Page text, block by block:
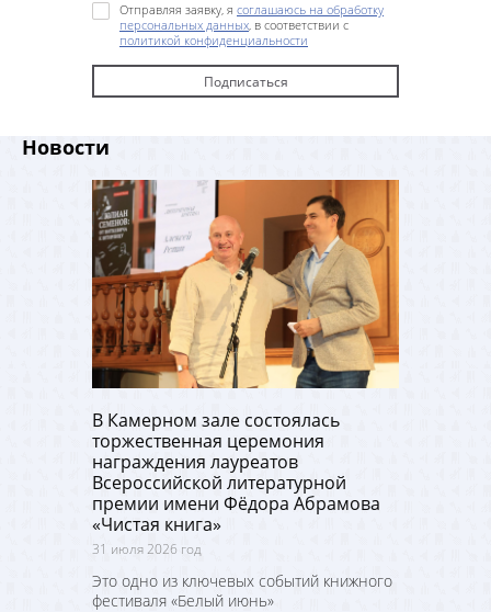
Отправляя заявку, я соглашаюсь на обработку
персональных данных, в соответствии с
политикой конфиденциальности
Новости
В Камерном зале состоялась
торжественная церемония
награждения лауреатов
Всероссийской литературной
премии имени Фёдора Абрамова
«Чистая книга»
31 июля 2026 год
Это одно из ключевых событий книжного
фестиваля «Белый июнь»